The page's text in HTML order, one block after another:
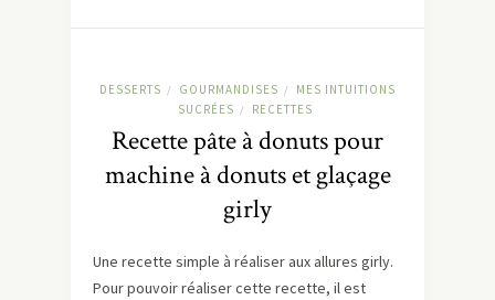
DESSERTS / GOURMANDISES /
MES INTUITIONS
SUCRÉES / RECETTES
Recette pâte à donuts pour
machine à donuts et glaçage
girly
Une recette simple à réaliser aux allures girly.
Pour pouvoir réaliser cette recette, il est